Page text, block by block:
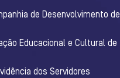
de Desenvolvimento de
Educacional e Cultural de
dos Servidores